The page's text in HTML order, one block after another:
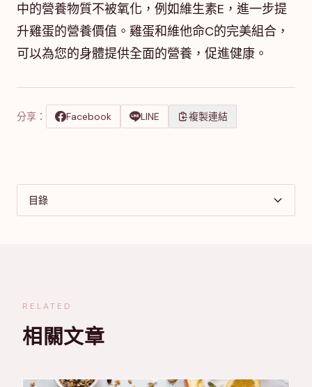
中的營養物質不被氧化，例如維生素E，進一步提
升雞蛋的營養價值。雞蛋和維他命C的完美組合，
可以為您的身體提供全面的營養，促進健康。
分享： Facebook LINE 複製連結
目錄
RELATED
相關文章